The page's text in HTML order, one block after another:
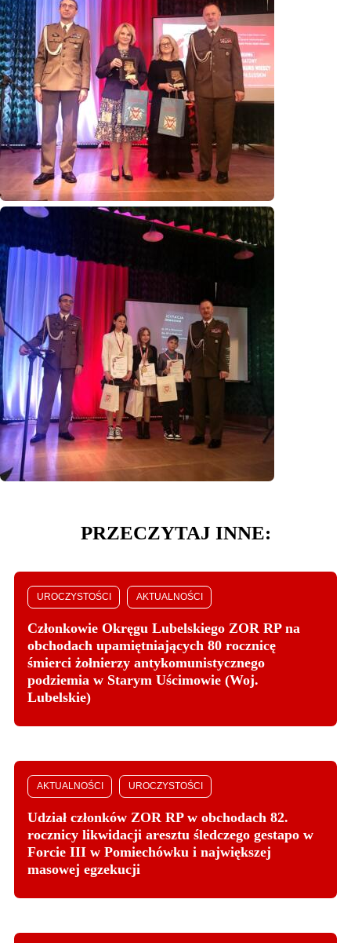
PRZECZYTAJ INNE:
UROCZYSTOŚCI AKTUALNOŚCI
Członkowie Okręgu Lubelskiego ZOR RP na
obchodach upamiętniających 80 rocznicę
śmierci żołnierzy antykomunistycznego
podziemia w Starym Uścimowie (Woj.
Lubelskie)
AKTUALNOŚCI UROCZYSTOŚCI
Udział członków ZOR RP w obchodach 82.
rocznicy likwidacji aresztu śledczego gestapo w
Forcie III w Pomiechówku i największej
masowej egzekucji